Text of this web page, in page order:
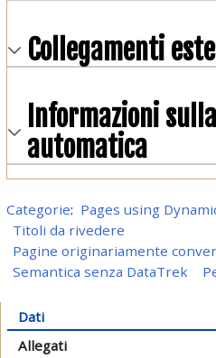
Collegamenti
Informazioni
automatica
Categorie: Pages using
Titoli da rivedere
Pagine originariamente
Semantica senza DataTrek
Dati
Allegati